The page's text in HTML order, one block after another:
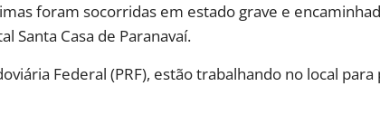
foram socorridas em estado grave e
Santa Casa de Paranavaí.
Federal (PRF), estão trabalhando no local